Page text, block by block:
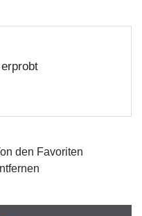
den Favoriten